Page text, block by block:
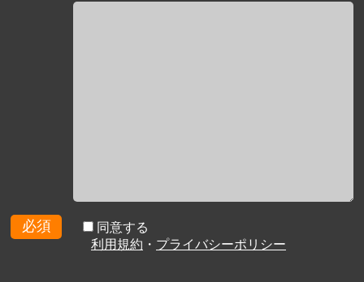
必須
同意する
利用規約 ・ プライバシーポリシー